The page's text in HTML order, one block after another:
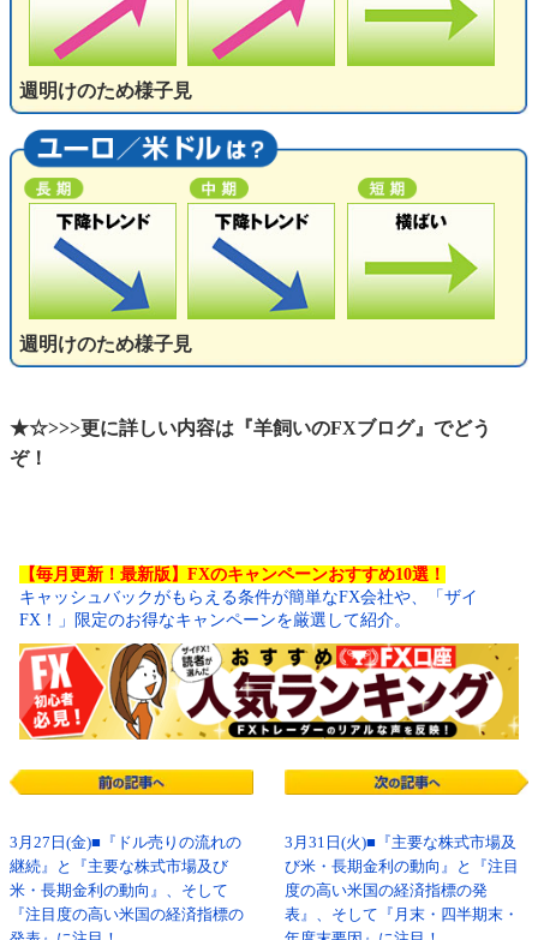
週明けのため様子見
週明けのため様子見
★☆>>>更に詳しい内容は『羊飼いのFXブログ』でどう
ぞ！
【毎月更新！最新版】FXのキャンペーンおすすめ10選！
キャッシュバックがもらえる条件が簡単なFX会社や、「ザイ
FX！」限定のお得なキャンペーンを厳選して紹介。
3月27日(金)■『ドル売りの流れの
継続』と『主要な株式市場及び
米・長期金利の動向』、そして
『注目度の高い米国の経済指標の
3月31日(火)■『主要な株式市場及
び米・長期金利の動向』と『注目
度の高い米国の経済指標の発
表』、そして『月末・四半期末・